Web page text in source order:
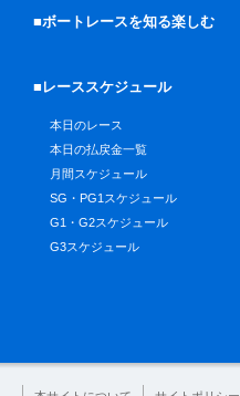
■ボートレースを知る楽しむ
■レーススケジュール
本日のレース
本日の払戻金一覧
月間スケジュール
SG・PG1スケジュール
G1・G2スケジュール
G3スケジュール